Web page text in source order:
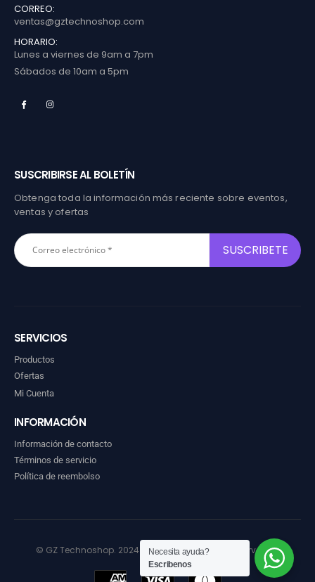
CORREO:
ventas@gztechnoshop.com
HORARIO:
Lunes a viernes de 9am a 7pm
Sábados de 10am a 5pm
SUSCRIBIRSE AL BOLETÍN
Obtenga toda la información más reciente sobre eventos,
ventas y ofertas
SERVICIOS
Productos
Ofertas
Mi Cuenta
INFORMACIÓN
Información de contacto
Términos de servicio
Política de reembolso
© GZ Technoshop. 2024. Todos los derechos reservados
Necesita ayuda?
Escribenos